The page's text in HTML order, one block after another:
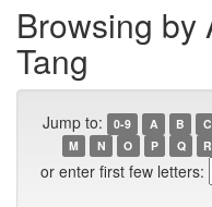
Browsing by
Tang
Jump to: 0-9 A B C
M
N O P Q R
or enter first few letters: